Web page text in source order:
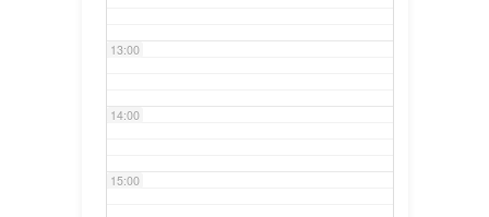
13:00
14:00
15:00